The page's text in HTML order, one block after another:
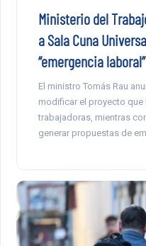
Ministerio del
a Sala Cuna
“emergencia laboral”
El ministro Tomás Rau
modificar el proyecto que
trabajadoras, mientras
generar propuestas de